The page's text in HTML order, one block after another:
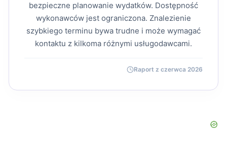
bezpieczne planowanie wydatków. Dostępność
wykonawców jest ograniczona. Znalezienie
szybkiego terminu bywa trudne i może wymagać
kontaktu z kilkoma różnymi usługodawcami.
Raport z czerwca 2026